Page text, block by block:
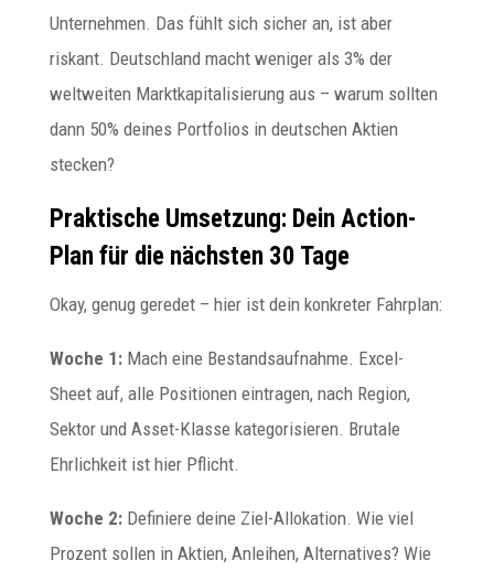
Unternehmen. Das fühlt sich sicher an, ist aber
riskant. Deutschland macht weniger als 3% der
weltweiten Marktkapitalisierung aus – warum sollten
dann 50% deines Portfolios in deutschen Aktien
stecken?
Praktische Umsetzung: Dein Action-
Plan für die nächsten 30 Tage
Okay, genug geredet – hier ist dein konkreter Fahrplan:
Woche 1:Mach eine Bestandsaufnahme. Excel-
Sheet auf, alle Positionen eintragen, nach Region,
Sektor und Asset-Klasse kategorisieren. Brutale
Ehrlichkeit ist hier Pflicht.
Woche 2:Definiere deine Ziel-Allokation. Wie viel
Prozent sollen in Aktien, Anleihen, Alternatives? Wie